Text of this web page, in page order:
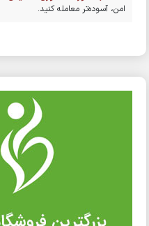
امن، آسوده‌تر معامله کنید.